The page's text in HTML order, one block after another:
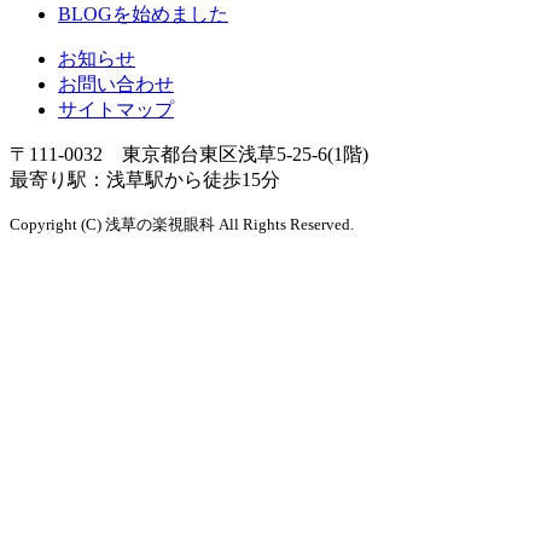
BLOGを始めました
お知らせ
お問い合わせ
サイトマップ
〒111-0032 東京都台東区浅草5-25-6(1階)
最寄り駅：浅草駅から徒歩15分
Copyright (C) 浅草の楽視眼科 All Rights Reserved.